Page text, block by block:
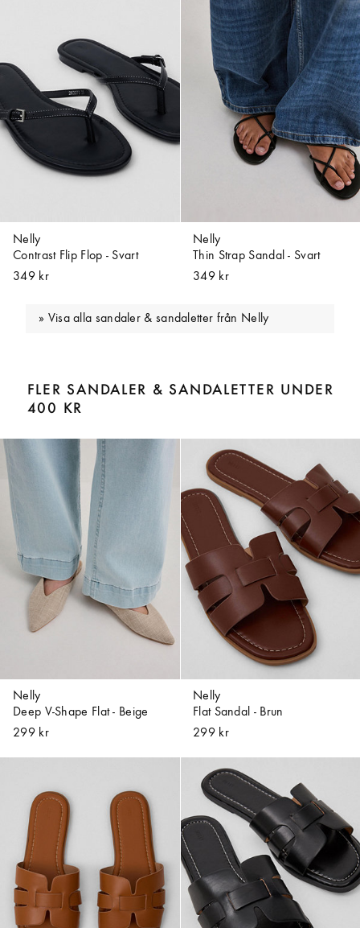
Nelly
Contrast Flip Flop - Svart
349 kr
Nelly
Thin Strap Sandal - Svart
349 kr
Visa alla sandaler & sandaletter från Nelly
FLER SANDALER & SANDALETTER UNDER
400 KR
Nelly
Deep V-Shape Flat - Beige
299 kr
Nelly
Flat Sandal - Brun
299 kr